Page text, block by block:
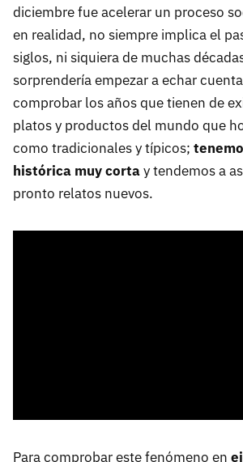
diciembre fue acelerar un proceso
en realidad, no siempre implica el
siglos, ni siquiera de muchas
sorprendería empezar a echar
comprobar los años que tienen de
platos y productos del mundo que
como tradicionales y típicos;
histórica muy cortay tendemos a
pronto relatos nuevos.
Para comprobar este fenómeno en